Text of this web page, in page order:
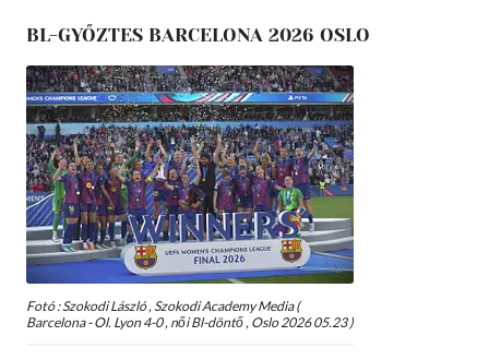
BL-GYŐZTES BARCELONA 2026 OSLO
Fotó : Szokodi László , Szokodi Academy Media (
Barcelona - Ol. Lyon 4-0 , női Bl-döntő , Oslo 2026 05.23 )